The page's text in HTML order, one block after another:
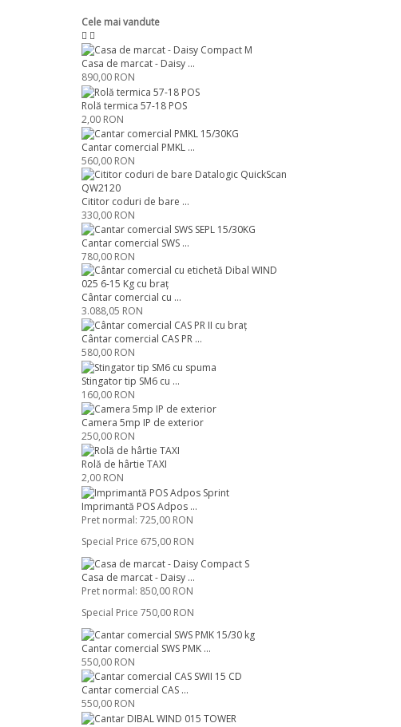
Cele mai vandute
Casa de marcat - Daisy ...
890,00 RON
Rolă termica 57-18 POS
2,00 RON
Cantar comercial PMKL ...
560,00 RON
Cititor coduri de bare ...
330,00 RON
Cantar comercial SWS ...
780,00 RON
Cântar comercial cu ...
3.088,05 RON
Cântar comercial CAS PR ...
580,00 RON
Stingator tip SM6 cu ...
160,00 RON
Camera 5mp IP de exterior
250,00 RON
Rolă de hârtie TAXI
2,00 RON
Imprimantă POS Adpos ...
Pret normal: 725,00 RON
Special Price 675,00 RON
Casa de marcat - Daisy ...
Pret normal: 850,00 RON
Special Price 750,00 RON
Cantar comercial SWS PMK ...
550,00 RON
Cantar comercial CAS ...
550,00 RON